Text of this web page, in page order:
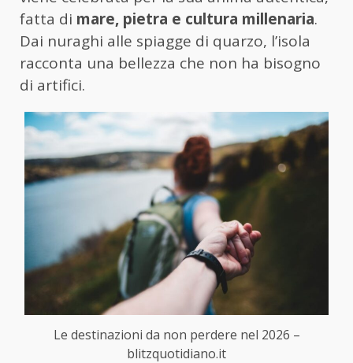
fatta di mare, pietra e cultura millenaria.
Dai nuraghi alle spiagge di quarzo, l’isola
racconta una bellezza che non ha bisogno
di artifici.
Le destinazioni da non perdere nel 2026 –
blitzquotidiano.it